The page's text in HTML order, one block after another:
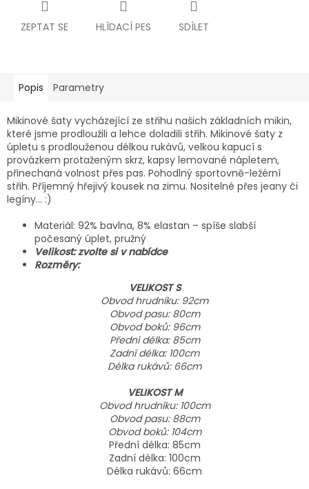
ZEPTAT SE HLÍDACÍ PES SDÍLET
Popis Parametry
Mikinové šaty vycházející ze střihu našich základních mikin,
které jsme prodloužili a lehce doladili střih. Mikinové šaty z
úpletu s prodlouženou délkou rukávů, velkou kapucí s
provázkem protaženým skrz, kapsy lemované nápletem,
přinechaná volnost přes pas. Pohodlný sportovně-ležérní
střih. Příjemný hřejivý kousek na zimu. Nositelné přes jeany či
legíny... :)
Materiál: 92% bavlna, 8% elastan – spíše slabší
počesaný úplet, pružný
Velikost: zvolte si v nabídce
Rozměry:
VELIKOST S
Obvod hrudníku: 92cm
Obvod pasu: 80cm
Obvod boků: 96cm
Přední délka: 85cm
Zadní délka: 100cm
Délka rukávů: 66cm
VELIKOST M
Obvod hrudníku: 100cm
Obvod pasu: 88cm
Obvod boků: 104cm
Přední délka: 85cm
Zadní délka: 100cm
Délka rukávů: 66cm